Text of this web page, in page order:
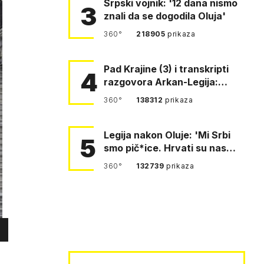
3
Srpski vojnik: '12 dana nismo
znali da se dogodila Oluja'
360° 218905prikaza
4 Pad Krajine (3) i transkripti
razgovora Arkan-Legija:
'Čujem, prelazite ustašam…
360° 138312prikaza
5
Legija nakon Oluje: 'Mi Srbi
smo pič*ice. Hrvati su nas
pomeli!'
360° 132739prikaza